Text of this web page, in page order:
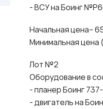
- ВСУ на Боинг
Начальная цена–
Минимальная цена
Лот №2
Оборудование в
- планер Боинг
- двигатель на